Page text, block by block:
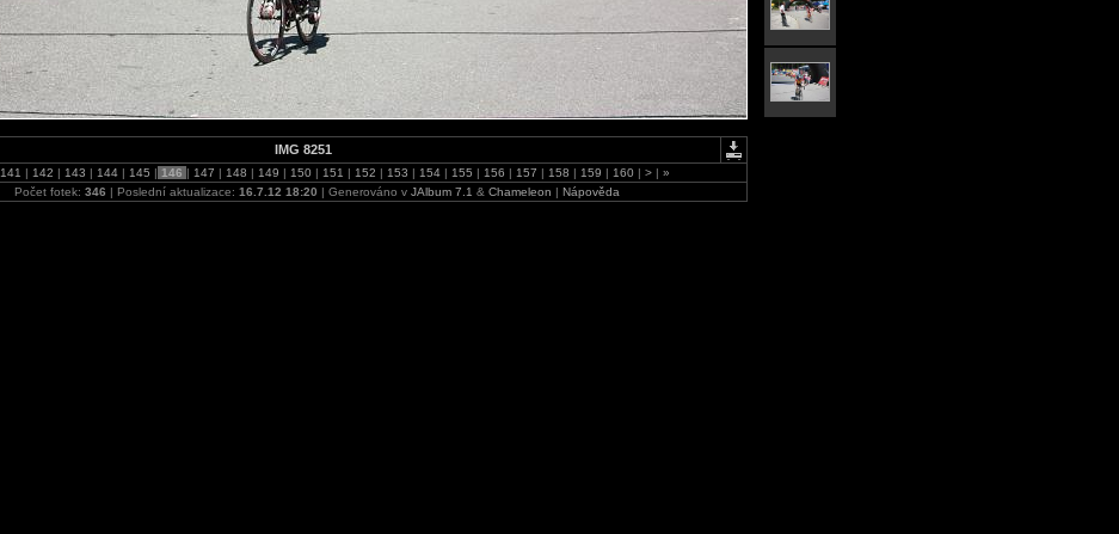
IMG 8251
141 | 142 | 143 | 144 | 145 | 146 | 147 | 148 | 149 | 150 | 151 | 152 | 153 | 154 | 155 | 156 | 157 | 158 | 159 | 160 | > | »
Počet fotek: 346 | Poslední aktualizace: 16.7.12 18:20 | Generováno v JAlbum 7.1 & Chameleon | Nápověda